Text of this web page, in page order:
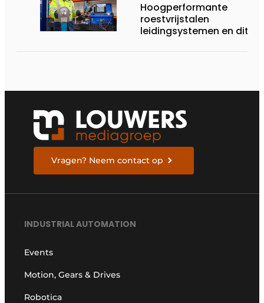
Hoogperformante
roestvrijstalen
leidingsystemen en dito
Vragen? Neem contact op
INDUSTRIAL AUTOMATION
Events
Motion, Gears & Drives
Robotica